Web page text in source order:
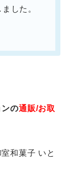
した。
ンの通販/お取
和菓子 いと